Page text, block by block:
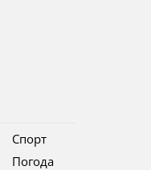
Спорт
Погода